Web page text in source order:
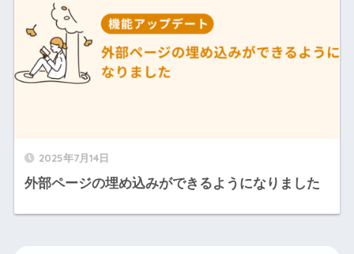
2025年7月14日
外部ページの埋め込みができるようになりました